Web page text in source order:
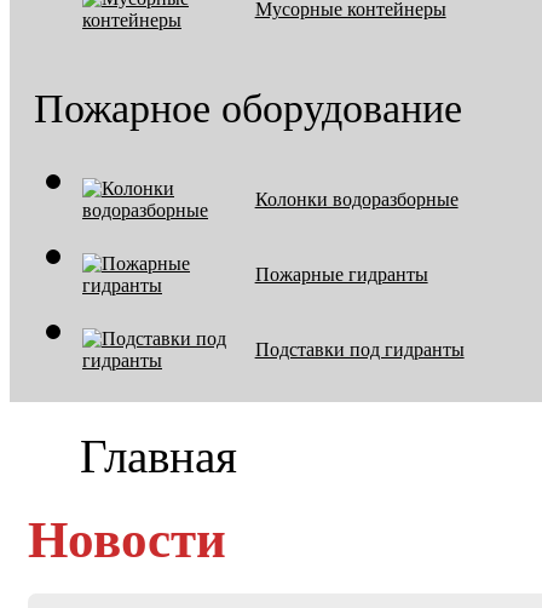
Мусорные контейнеры
Пожарное оборудование
Колонки водоразборные
Пожарные гидранты
Подставки под гидранты
Главная
Новости